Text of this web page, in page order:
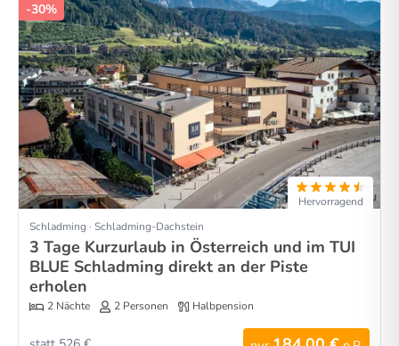
-30%
Hervorragend
Schladming · Schladming-Dachstein
3 Tage Kurzurlaub in Österreich und im TUI
BLUE Schladming direkt an der Piste
erholen
2 Nächte 2 Personen Halbpension